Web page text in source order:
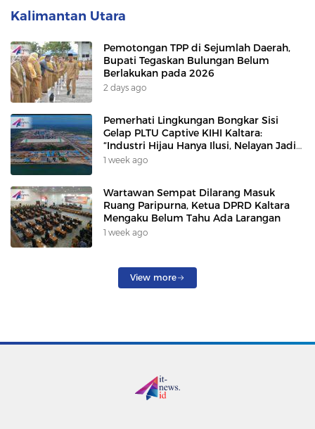
Kalimantan Utara
Pemotongan TPP di Sejumlah Daerah,
Bupati Tegaskan Bulungan Belum
Berlakukan pada 2026
2 days ago
Pemerhati Lingkungan Bongkar Sisi
Gelap PLTU Captive KIHI Kaltara:
“Industri Hijau Hanya Ilusi, Nelayan Jadi
Korban”
1 week ago
Wartawan Sempat Dilarang Masuk
Ruang Paripurna, Ketua DPRD Kaltara
Mengaku Belum Tahu Ada Larangan
1 week ago
View more